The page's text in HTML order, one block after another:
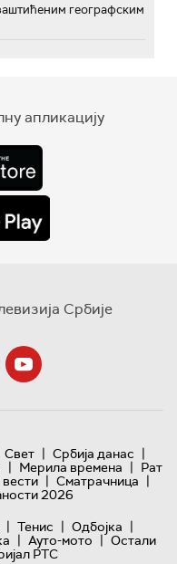
географским
апликацију
Србије
Свет | Србија данас |
| Мерила времена | Рат
| Сматрачница |
2026
| Тенис | Одбојка |
| Ауто-мото | Остали
РТС